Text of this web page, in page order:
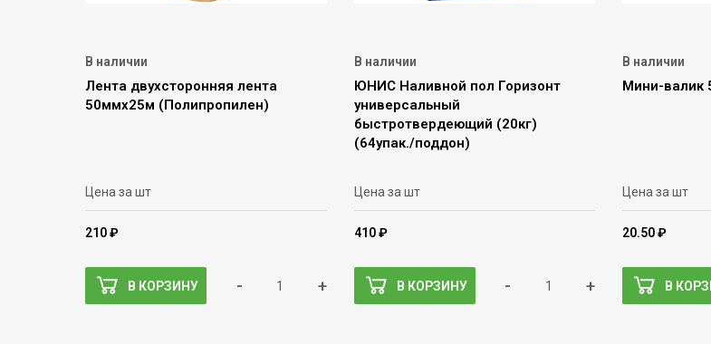
В наличии
Лента двухсторонняя лента
50ммх25м (Полипропилен)
Цена за шт
210 ₽
В КОРЗИНУ - +
В наличии
ЮНИС Наливной пол Горизонт
универсальный
быстротвердеющий (20кг)
(64упак./поддон)
Цена за шт
410 ₽
В КОРЗИНУ - +
В наличии
Мини-валик
Цена за шт
20.50 ₽
В